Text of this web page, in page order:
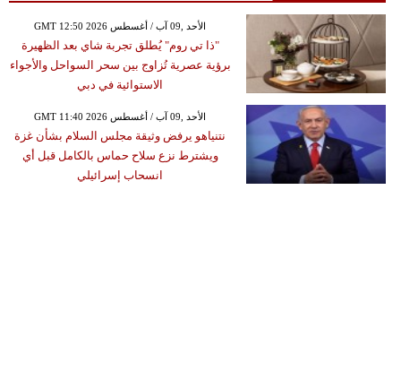
GMT 12:50 2026 الأحد ,09 آب / أغسطس
"ذا تي روم" يُطلق تجربة شاي بعد الظهيرة
برؤية عصرية تُزاوج بين سحر السواحل والأجواء
الاستوائية في دبي
GMT 11:40 2026 الأحد ,09 آب / أغسطس
نتنياهو يرفض وثيقة مجلس السلام بشأن غزة
ويشترط نزع سلاح حماس بالكامل قبل أي
انسحاب إسرائيلي